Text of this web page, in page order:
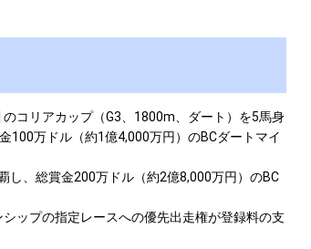
コリアカップ（G3、1800m、ダート）を5馬身
100万ドル（約1億4,000万円）のBCダートマイ
、総賞金200万ドル（約2億8,000万円）のBC
ップの指定レースへの優先出走権が登録料の支